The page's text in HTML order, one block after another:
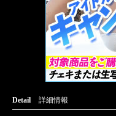
Detail 詳細情報